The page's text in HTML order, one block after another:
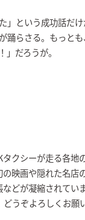
」という成功話だ
らさる。もっとも
だろうが。
クシーが走る各地
映画や隠れた名店
どが凝縮されていま
うぞよろしくお願